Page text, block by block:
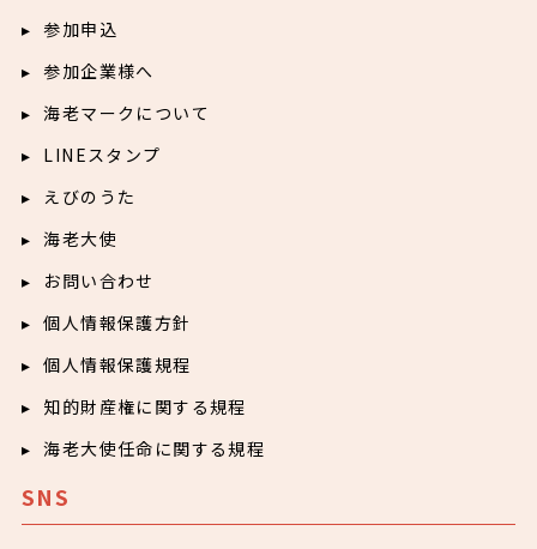
参加申込
参加企業様へ
海老マークについて
LINEスタンプ
えびのうた
海老大使
お問い合わせ
個人情報保護方針
個人情報保護規程
知的財産権に関する規程
海老大使任命に関する規程
SNS